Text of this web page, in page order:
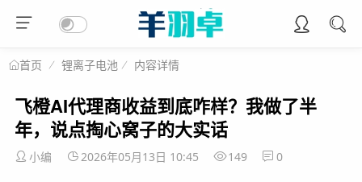
首页 锂离子电池 内容详情
飞橙AI代理商收益到底咋样？我做了半
年，说点掏心窝子的大实话
小编 2026年05月13日 10:45 149 0